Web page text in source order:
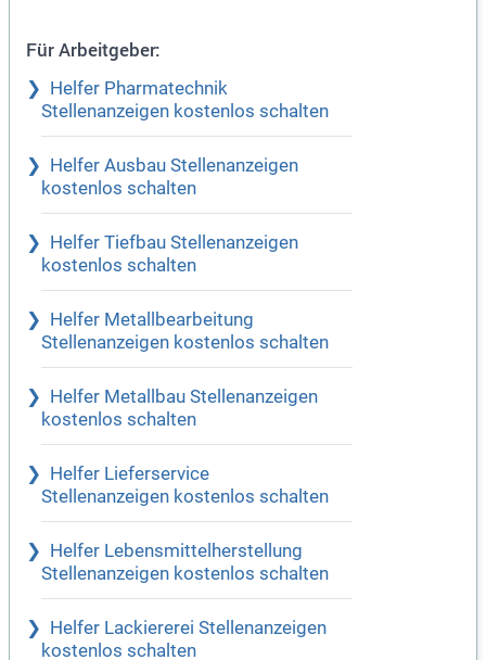
Für Arbeitgeber:
Helfer Pharmatechnik
Stellenanzeigen kostenlos schalten
Helfer Ausbau Stellenanzeigen
kostenlos schalten
Helfer Tiefbau Stellenanzeigen
kostenlos schalten
Helfer Metallbearbeitung
Stellenanzeigen kostenlos schalten
Helfer Metallbau Stellenanzeigen
kostenlos schalten
Helfer Lieferservice
Stellenanzeigen kostenlos schalten
Helfer Lebensmittelherstellung
Stellenanzeigen kostenlos schalten
Helfer Lackiererei Stellenanzeigen
kostenlos schalten